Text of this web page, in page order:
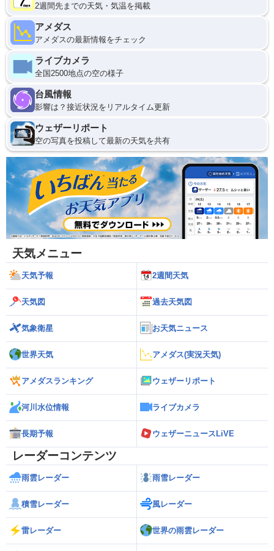
2週間先までの天気・気温を掲載
アメダス
アメダスの最新情報をチェック
ライブカメラ
全国2500地点の空の様子
台風情報
影響は？接近状況をリアルタイム更新
ウェザーリポート
空の写真を投稿して最新の天気を共有
天気メニュー
天気予報 2週間天気
天気図 過去天気図
気象衛星 お天気ニュース
世界天気 アメダス(実況天気)
アメダスランキング ウェザーリポート
河川水位情報 ライブカメラ
長期予報 ウェザーニュースLiVE
レーダーコンテンツ
雨雲レーダー 雨雪レーダー
積雪レーダー 風レーダー
雷レーダー 世界の雨雲レーダー